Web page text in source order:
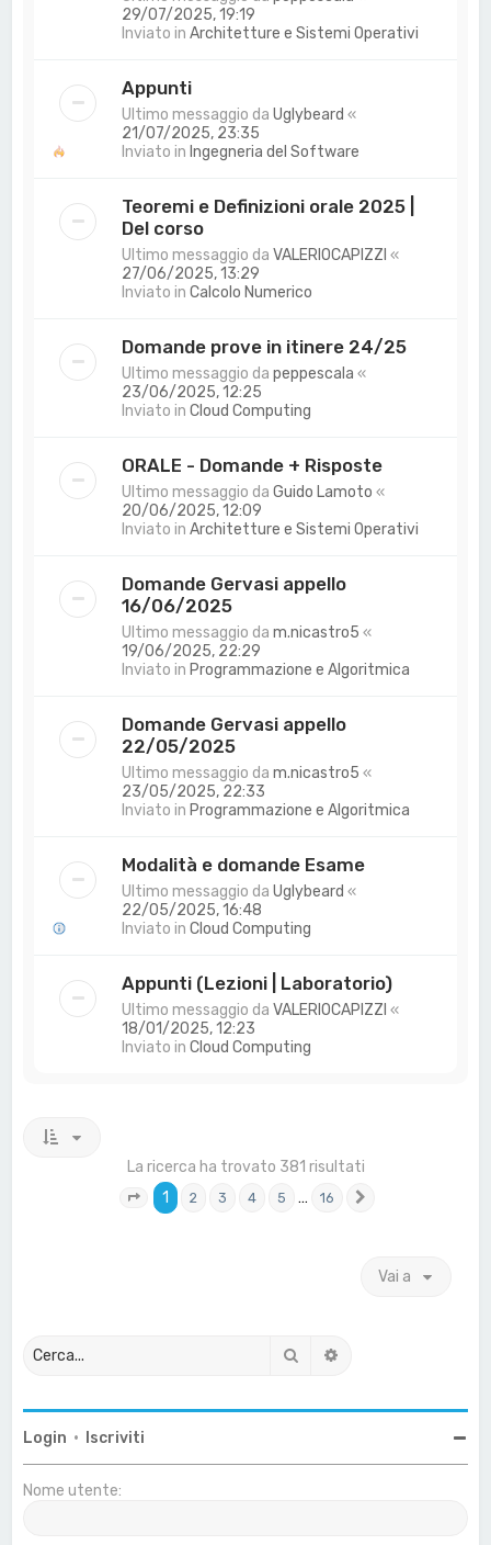
29/07/2025, 19:19
Inviato inArchitetture e Sistemi Operativi
Appunti
Ultimo messaggio daUglybeard «
21/07/2025, 23:35
Inviato in Ingegneria del Software
Teoremi e Definizioni orale 2025 |
Del corso
Ultimo messaggio daVALERIOCAPIZZI «
27/06/2025, 13:29
Inviato inCalcolo Numerico
Domande prove in itinere 24/25
Ultimo messaggio dapeppescala «
23/06/2025, 12:25
Inviato inCloud Computing
ORALE - Domande + Risposte
Ultimo messaggio daGuido Lamoto «
20/06/2025, 12:09
Inviato inArchitetture e Sistemi Operativi
Domande Gervasi appello
16/06/2025
Ultimo messaggio dam.nicastro5 «
19/06/2025, 22:29
Inviato in Programmazione e Algoritmica
Domande Gervasi appello
22/05/2025
Ultimo messaggio dam.nicastro5 «
23/05/2025, 22:33
Inviato in Programmazione e Algoritmica
Modalità e domande Esame
Ultimo messaggio daUglybeard «
22/05/2025, 16:48
Inviato inCloud Computing
Appunti (Lezioni | Laboratorio)
Ultimo messaggio daVALERIOCAPIZZI «
18/01/2025, 12:23
Inviato inCloud Computing
La ricerca ha trovato 381 risultati
Pagina1 16
1 2 3 4 5 … 16
Vai a
Cerca
Login • Iscriviti
Nome utente: